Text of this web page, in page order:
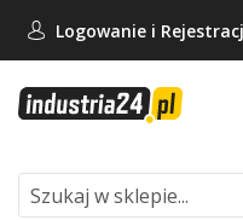
Logowanie i